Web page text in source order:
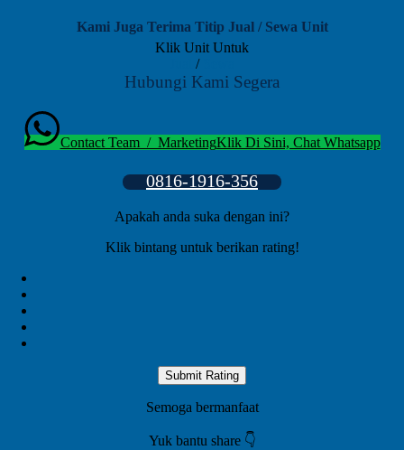
Kami Juga Terima Titip Jual / Sewa Unit
Klik Unit Untuk
/
Hubungi Kami Segera
Contact Team / MarketingKlik Di Sini, Chat Whatsapp
0816-1916-356
Apakah anda suka dengan ini?
Klik bintang untuk berikan rating!
Submit Rating
Semoga bermanfaat
Yuk bantu share 👇️